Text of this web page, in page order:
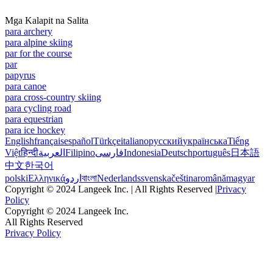
Mga Kalapit na Salita
para archery
para alpine skiing
par for the course
par
papyrus
para canoe
para cross-country skiing
para cycling road
para equestrian
para ice hockey
EnglishfrançaisespañolTürkçeitalianoрусскийукраїнськаTiếng
Việtहिन्दीالعربية FilipinoفارسیIndonesiaDeutschportuguês日本語
中文한국어
polskiΕλληνικάاردو বাংলাNederlandssvenskačeštinaromânămagyar
Copyright © 2024 Langeek Inc. | All Rights Reserved |Privacy
Policy
Copyright © 2024 Langeek Inc.
All Rights Reserved
Privacy Policy